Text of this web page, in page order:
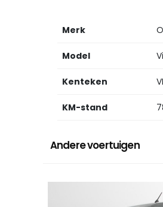
Merk
Model
Kenteken
KM-stand
Andere voertuigen